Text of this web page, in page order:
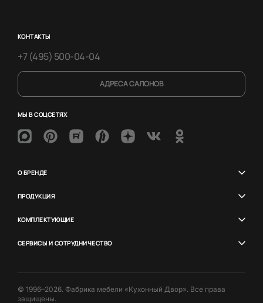
КОНТАКТЫ
+7 (495) 500-04-04
АДРЕСА САЛОНОВ
МЫ В СОЦСЕТЯХ
О БРЕНДЕ
ПРОДУКЦИЯ
КОМПЛЕКТУЮЩИЕ
СЕРВИСЫ И СОТРУДНИЧЕСТВО
© 1996–2026. Фабрика мебели «Кухонный Двор». Все права
защищены.